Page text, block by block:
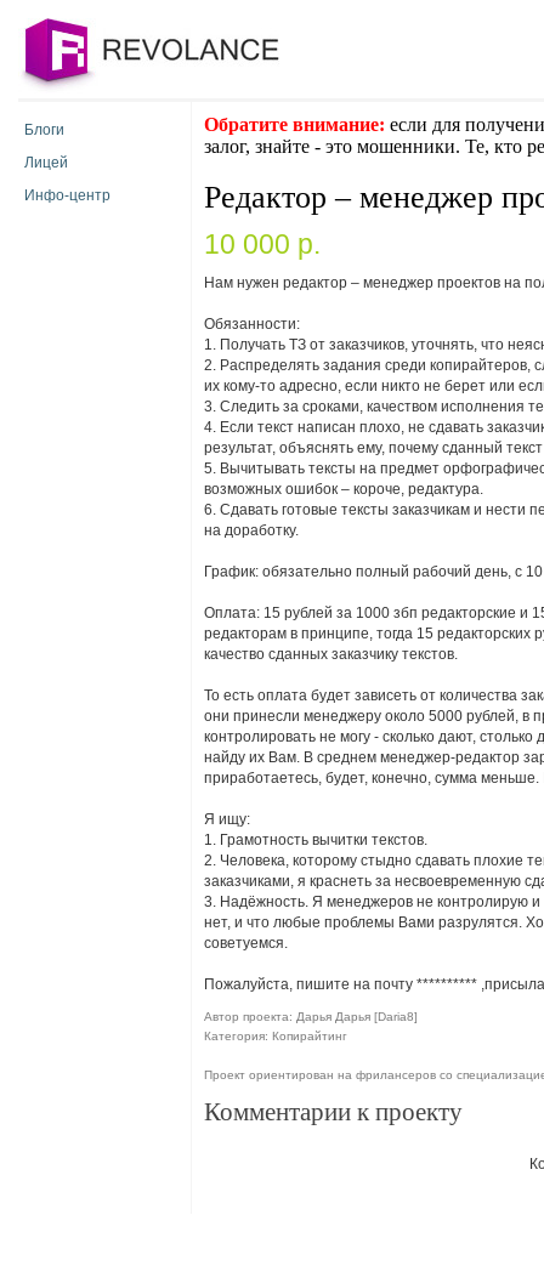
Блоги
Лицей
Инфо-центр
Обратите внимание: если для
залог, знайте - это мошенники. Те, кто
Редактор – менеджер
10 000 p.
Нам нужен редактор – менеджер проектов на
Обязанности:
1. Получать ТЗ от заказчиков, уточнять, что
2. Распределять задания среди копирайтеров,
их кому-то адресно, если никто не берет или
3. Следить за сроками, качеством исполнения
4. Если текст написан плохо, не сдавать
результат, объяснять ему, почему сданный
5. Вычитывать тексты на предмет
возможных ошибок – короче, редактура.
6. Сдавать готовые тексты заказчикам и нести
на доработку.
График: обязательно полный рабочий день, с
Оплата: 15 рублей за 1000 збп редакторские и
редакторам в принципе, тогда 15
качество сданных заказчику текстов.
То есть оплата будет зависеть от количества
они принесли менеджеру около 5000 рублей, в
контролировать не могу - сколько дают,
найду их Вам. В среднем менеджер-редактор
приработаетесь, будет, конечно, сумма
Я ищу:
1. Грамотность вычитки текстов.
2. Человека, которому стыдно сдавать плохие
заказчиками, я краснеть за несвоевременную
3. Надёжность. Я менеджеров не контролирую и
нет, и что любые проблемы Вами разрулятся.
советуемся.
Пожалуйста, пишите на почту **********
Автор проекта: Дарья Дарья [Daria8]
Категория: Копирайтинг
Проект ориентирован на фрилансеров со
Комментарии к проекту